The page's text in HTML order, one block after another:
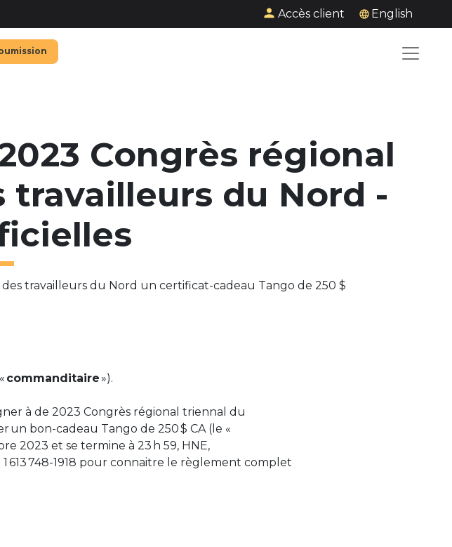
Accès client English
Congrès régional
du Nord -
travailleurs du Nord un certificat-cadeau Tango de 250 $
commanditaire »).
à de 2023 Congrès régional triennal du
bon-cadeau Tango de 250 $ CA (le «
2023 et se termine à 23 h 59, HNE,
1 613 748-1918 pour connaitre le règlement complet